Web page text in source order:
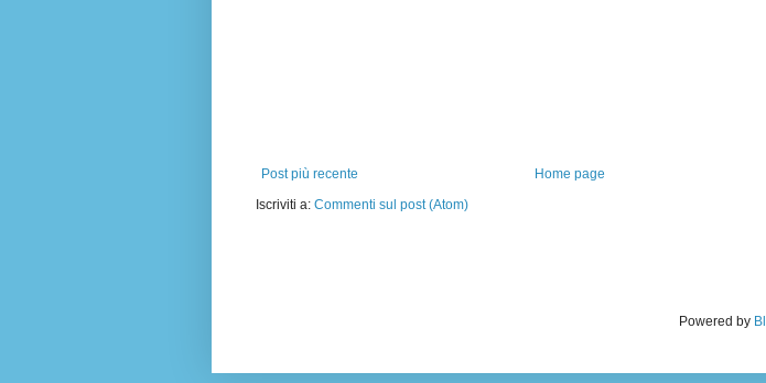
Post più recente
Home page
Iscriviti a: Commenti sul post (Atom)
Powered by